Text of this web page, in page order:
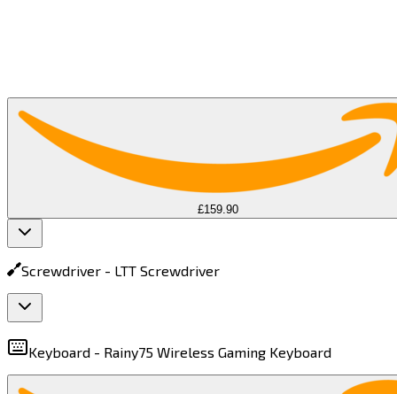
£159.90
Screwdriver - LTT Screwdriver​​​​‌ ‍ ​‍​‍‌‍ ‌ ​‍‌‍‍‌‌‍‌ ‌‍‍‌‌‍ ‍​‍​‍​ ‍‍​‍​‍‌ ​ ‌‍​‌‌‍ ‍‌‍‍‌‌ ‌​‌ ‍‌​‍ ‍‌‍‍‌‌‍ ​‍​‍​‍ ​​‍​‍‌‍‍​‌ ​‍‌‍‌‌‌‍‌‍​‍​‍​ ‍‍​‍​‍​‍ ‌‍​‌‌‍‌​‌‍ ‌‌‍‍‌‌‍ ‍​‍ ‌‍‍‌‌‍ ‍‌ ‌​‌‍‌‌‌‍ ‍‌ ‌​​‍ ‌‍‌‌‌‍‌​‌‍‍‌‌ ‌​​‍ ‌‍ ‌‌‍ ‌‍‌​‌‍‌‌​ ‌‌ ​​‌ ​‍‌‍‌‌‌ ​ ‌‍‌‌‌‍ ‍‌ ‌​‌‍​‌‌ ‌​‌‍‍‌‌‍ ‌‍ ‍​ ‍ ‌‍‍‌‌‍‌​​ ‌​ ‌ ​ ‌​​ ‌ ‌‍​‌‌‍​‌​ ‌‌​ ‌‍​ ‍‌​‍ ‌‌‍​‍‌‍‌‌​ ‌‍‌‍‌‍​‍ ‌​ ‌​​ ​ ‌‍​‍​ ​‍​‍ ‌​ ‍​​ ‌​‌‍‌​​ ‌ ​‍ ‌​ ‌‌‌‍‌​‌‍‌‍​ ​‌​ ​‌​ ‌‍​ ​‌​ ​‌‌‍‌​​ ​​‌‍‌‍​ ​‍​ ‍ ‌ ‌​‌ ‍‌‌ ​​‌‍‌‌​ ‌‌‍ ‌ ‌​‌‍‍​‌‍‌‌‌ ​‍​ ‍ ‌ ​​‌‍​‌‌ ‌​‌‍‍​​ ‌‌‍ ‍‌‍​‌‌‍ ‌‌‍‌‌​ ‌‍​‍‌‍​‌‌ ​ ‌‍‌‌‌‌‌‌‌ ​‍‌‍ ​​ ‌​‍‌‌​ ​‍‌​‌‍‌‍​‌‌‍‌​‌‍ ‌‌‍‍‌‌‍ ‍​‍‌‍‌‍‍‌‌‍‌​​ ‌​ ‌ ​ ‌​​ ‌ ‌‍​‌‌‍​‌​ ‌‌​ ‌‍​ ‍‌​‍ ‌‌‍​‍‌‍‌‌​ ‌‍‌‍‌‍​‍ ‌​ ‌​​ ​ ‌‍​‍​ ​‍​‍ ‌​ ‍​​ ‌​‌‍‌​​ ‌ ​‍ ‌​ ‌‌‌‍‌​‌‍‌‍​ ​‌​ ​‌​ ‌‍​ ​‌​ ​‌‌‍‌​​ ​​‌‍‌‍​ ​‍​‍‌‍‌ ‌​‌ ‍‌‌ ​​‌‍‌‌​ ‌‌‍ ‌ ‌​‌‍‍​‌‍‌‌‌ ​‍​‍‌‍‌ ​​‌‍​‌‌ ‌​‌‍‍​​ ‌‌‍ ‍‌‍​‌‌‍ ‌‌‍‌‌​‍‌‍‌ ​​‌‍‌‌‌ ​‍‌ ​ ‌ ​​‌‍‌‌‌‍​ ‌ ‌​‌‍‍‌‌ ‌‍‌‍‌‌​ ‌‌ ​​‌ ‌‌‌‍​‍‌‍ ​‌‍‍‌‌ ​ ‌‍‍​‌‍‌‌‌‍‌​​‍​‍‌ ‌
Keyboard - Rainy75 Wireless Gaming Keyboard​​​​‌ ‍ ​‍​‍‌‍ ‌ ​‍‌‍‍‌‌‍‌ ‌‍‍‌‌‍ ‍​‍​‍​ ‍‍​‍​‍‌ ​ ‌‍​‌‌‍ ‍‌‍‍‌‌ ‌​‌ ‍‌​‍ ‍‌‍‍‌‌‍ ​‍​‍​‍ ​​‍​‍‌‍‍​‌ ​‍‌‍‌‌‌‍‌‍​‍​‍​ ‍‍​‍​‍​‍ ‌‍​‌‌‍‌​‌‍ ‌‌‍‍‌‌‍ ‍​‍ ‌‍‍‌‌‍ ‍‌ ‌​‌‍‌‌‌‍ ‍‌ ‌​​‍ ‌‍‌‌‌‍‌​‌‍‍‌‌ ‌​​‍ ‌‍ ‌‌‍ ‌‍‌​‌‍‌‌​ ‌‌ ​​‌ ​‍‌‍‌‌‌ ​ ‌‍‌‌‌‍ ‍‌ ‌​‌‍​‌‌ ‌​‌‍‍‌‌‍ ‌‍ ‍​ ‍ ‌‍‍‌‌‍‌​​ ‌‌‍​‌​ ​​​ ‌ ​ ‌​​ ‍​‌‍‌​​ ​​​ ‌​​‍ ‌‌‍​ ‌‍​‍‌‍​ ​ ​‌​‍ ‌​ ‌​​ ‍​​ ​‌​ ​‍​‍ ‌‌‍​‍​ ​​​ ​‌‌‍‌‍​‍ ‌​ ​ ​ ​​‌‍‌​‌‍​‍​ ‍‌​ ‌‍​ ‌‍​ ​‍‌‍​‌​ ‍​‌‍‌‌‌‍‌‌​ ‍ ‌ ‌​‌ ‍‌‌ ​​‌‍‌‌​ ‌‌‍ ‌ ‌​‌‍‍​‌‍‌‌‌ ​‍​ ‍ ‌ ​​‌‍​‌‌ ‌​‌‍‍​​ ‌‌‍ ‍‌‍​‌‌‍ ‌‌‍‌‌​ ‌‍​‍‌‍​‌‌ ​ ‌‍‌‌‌‌‌‌‌ ​‍‌‍ ​​ ‌​‍‌‌​ ​‍‌​‌‍‌‍​‌‌‍‌​‌‍ ‌‌‍‍‌‌‍ ‍​‍‌‍‌‍‍‌‌‍‌​​ ‌‌‍​‌​ ​​​ ‌ ​ ‌​​ ‍​‌‍‌​​ ​​​ ‌​​‍ ‌‌‍​ ‌‍​‍‌‍​ ​ ​‌​‍ ‌​ ‌​​ ‍​​ ​‌​ ​‍​‍ ‌‌‍​‍​ ​​​ ​‌‌‍‌‍​‍ ‌​ ​ ​ ​​‌‍‌​‌‍​‍​ ‍‌​ ‌‍​ ‌‍​ ​‍‌‍​‌​ ‍​‌‍‌‌‌‍‌‌​‍‌‍‌ ‌​‌ ‍‌‌ ​​‌‍‌‌​ ‌‌‍ ‌ ‌​‌‍‍​‌‍‌‌‌ ​‍​‍‌‍‌ ​​‌‍​‌‌ ‌​‌‍‍​​ ‌‌‍ ‍‌‍​‌‌‍ ‌‌‍‌‌​‍‌‍‌ ​​‌‍‌‌‌ ​‍‌ ​ ‌ ​​‌‍‌‌‌‍​ ‌ ‌​‌‍‍‌‌ ‌‍‌‍‌‌​ ‌‌ ​​‌ ‌‌‌‍​‍‌‍ ​‌‍‍‌‌ ​ ‌‍‍​‌‍‌‌‌‍‌​​‍​‍‌ ‌